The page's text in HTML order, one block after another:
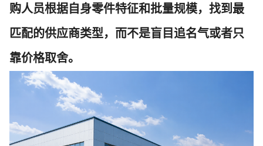
购人员根据自身零件特征和批量规模，找到最
匹配的供应商类型，而不是盲目追名气或者只
靠价格取舍。